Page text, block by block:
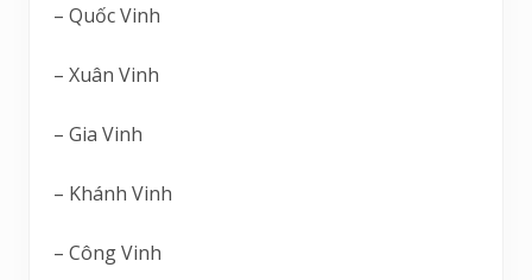
– Quốc Vinh
– Xuân Vinh
– Gia Vinh
– Khánh Vinh
– Công Vinh